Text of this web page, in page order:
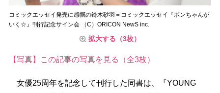
コミックエッセイ発売に感慨の鈴木砂羽＝コミックエッセイ『ボンちゃんが
いく☆』刊行記念サイン会 （C）ORICON NewS inc.
拡大する（3枚）
【写真】この記事の写真を見る（全3枚）
女優25周年を記念して刊行した同書は、『YOUNG